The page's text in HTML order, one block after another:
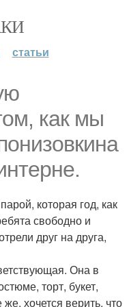
статьи
как мы
которая год, как
свободно и
друг на друга,
Она в
торт, букет,
хочется верить, что